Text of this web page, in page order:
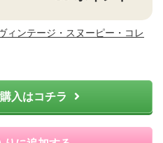
ィンテージ・スヌーピー・コレ
入はコチラ